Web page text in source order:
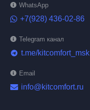
WhatsApp
+7(928) 436-02-86
Telegram канал
telegram t.me/kitcomfort_msk
Email
info@kitcomfort.ru